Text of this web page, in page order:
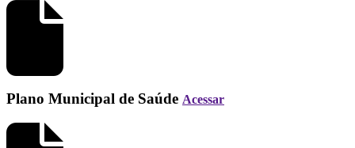
Plano Municipal de Saúde Acessar